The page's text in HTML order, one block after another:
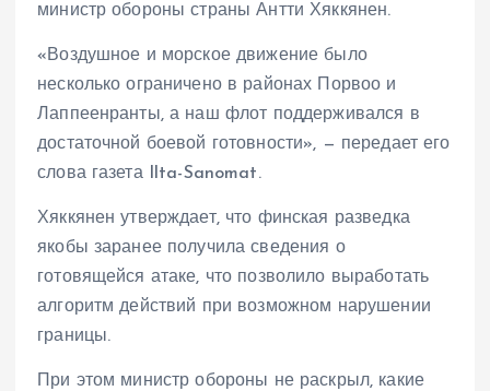
министр обороны страны Антти Хяккянен.
«Воздушное и морское движение было
несколько ограничено в районах Порвоо и
Лаппеенранты, а наш флот поддерживался в
достаточной боевой готовности», — передает его
слова газета Ilta-Sanomat.
Хяккянен утверждает, что финская разведка
якобы заранее получила сведения о
готовящейся атаке, что позволило выработать
алгоритм действий при возможном нарушении
границы.
При этом министр обороны не раскрыл, какие